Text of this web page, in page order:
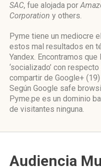
SAC, fue alojada por
Corporation y others.
Pyme tiene un mediocre
estos mal resultados en
Yandex. Encontramos
‘socializado’ con
compartir de Google+
Según Google safe
Pyme.pe es un dominio
de visitantes ninguna.
Audiencia